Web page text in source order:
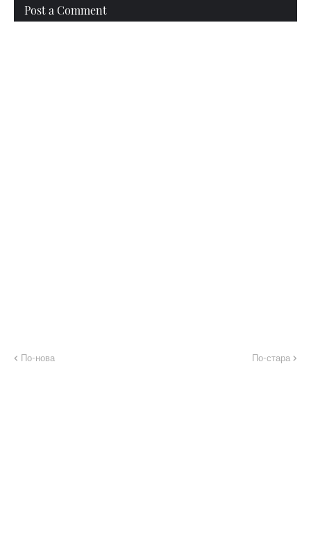
Post a Comment
По-нова По-стара